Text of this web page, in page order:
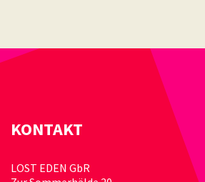
KONTAKT
LOST EDEN GbR